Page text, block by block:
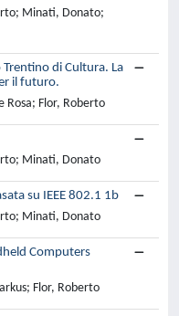
Minati, Donato;
di Cultura. La
il futuro.
Rosa; Flor, Roberto
Minati, Donato
su IEEE 802.1 1b
Minati, Donato
Computers
Flor, Roberto